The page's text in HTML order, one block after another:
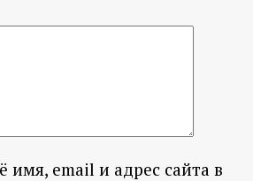
имя, email и адрес сайта в